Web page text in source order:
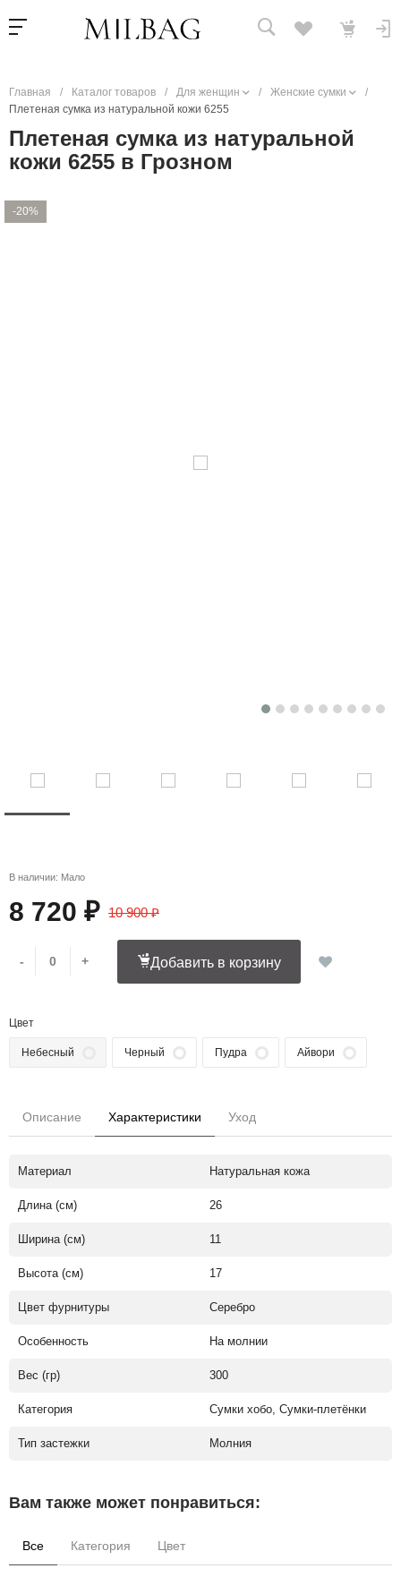
Главная / Каталог товаров / Для женщин / Женские сумки
/
Плетеная сумка из натуральной кожи 6255
Плетеная сумка из натуральной
кожи 6255 в Грозном
-20%
В наличии: Мало
8 720 ₽ 10 900 ₽
- + Добавить в корзину
Цвет
Небесный Черный Пудра Айвори
Описание Характеристики Уход
Материал Натуральная кожа
Длина (см) 26
Ширина (см) 11
Высота (см) 17
Цвет фурнитуры Серебро
Особенность На молнии
Вес (гр) 300
Категория Сумки хобо, Сумки-плетёнки
Тип застежки Молния
Вам также может понравиться:
Все Категория Цвет